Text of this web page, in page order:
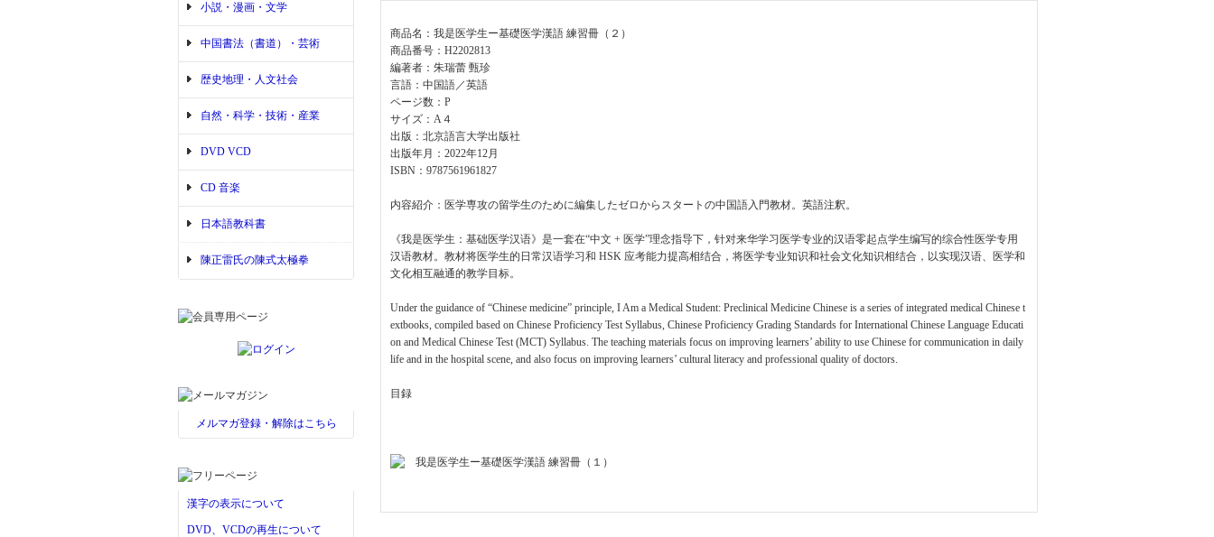
小説・漫画・文学
中国書法（書道）・芸術
歴史地理・人文社会
自然・科学・技術・産業
DVD VCD
CD 音楽
日本語教科書
陳正雷氏の陳式太極拳
メルマガ登録・解除はこちら
漢字の表示について
DVD、VCDの再生について
商品名：我是医学生ー基礎医学漢語 練習冊（２）
商品番号：H2202813
編著者：朱瑞蕾 甄珍
言語：中国語／英語
ページ数：P
サイズ：A４
出版：北京語言大学出版社
出版年月：2022年12月
ISBN：9787561961827
内容紹介：医学専攻の留学生のために編集したゼロからスタートの中国語入門教材。英語注釈。
《我是医学生：基础医学汉语》是一套在“中文 + 医学”理念指导下，针对来华学习医学专业的汉语零起点学生编写的综合性医学专用
汉语教材。教材将医学生的日常汉语学习和 HSK 应考能力提高相结合，将医学专业知识和社会文化知识相结合，以实现汉语、医学和
文化相互融通的教学目标。
Under the guidance of “Chinese medicine” principle, I Am a Medical Student: Preclinical Medicine Chinese is a series of integrated medical Chinese t
extbooks, compiled based on Chinese Proficiency Test Syllabus, Chinese Proficiency Grading Standards for International Chinese Language Educati
on and Medical Chinese Test (MCT) Syllabus. The teaching materials focus on improving learners’ ability to use Chinese for communication in daily
life and in the hospital scene, and also focus on improving learners’ cultural literacy and professional quality of doctors.
目録